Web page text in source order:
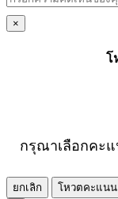
×
โ
กรุณาเลือกคะ
ยกเลิก
โหวตคะแนน